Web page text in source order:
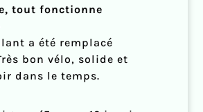
tout fonctionne
a été remplacé
bon vélo, solide et
dans le temps.